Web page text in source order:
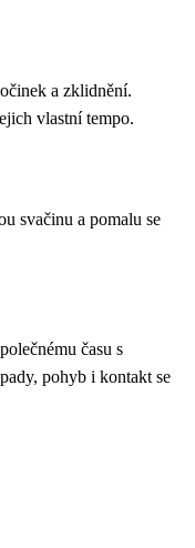
a zklidnění.
vlastní tempo.
svačinu a pomalu se
času s
pohyb i kontakt se